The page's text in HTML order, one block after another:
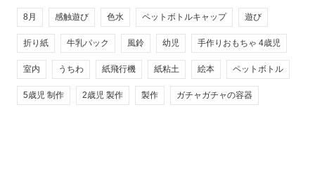
8月 感触遊び 色水 ペットボトルキャップ 遊び
折り紙 牛乳パック 風鈴 幼児 手作りおもちゃ 4歳児
室内 うちわ 紙飛行機 紙粘土 絵本 ペットボトル
5歳児 制作 2歳児 製作 製作 ガチャガチャの容器